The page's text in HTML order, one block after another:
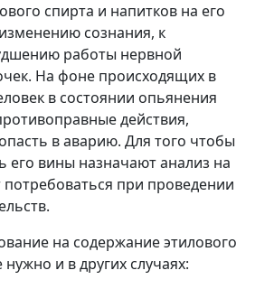
спирта и напитков на его
сознания, к
работы нервной
На фоне происходящих в
в состоянии опьянения
действия,
в аварию. Для того чтобы
его вины назначают анализ на
при проведении
на содержание этилового
и в других случаях: